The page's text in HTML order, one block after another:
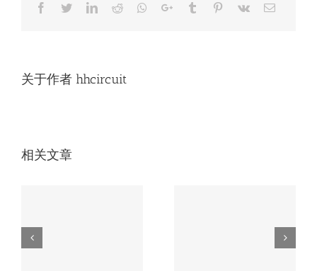
有
Facebook
TwitterLinkedIn
Reddit Whatsapp
Google+Tumblr Pinterest
Vk Email
关于作者 hhcircuit
相关文章
车载电路板如何应